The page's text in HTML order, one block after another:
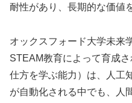
耐性があり、長期的な価値
オックスフォード大学未来
STEAM教育によって育成
仕方を学ぶ能力）は、人工
が自動化される中でも、人